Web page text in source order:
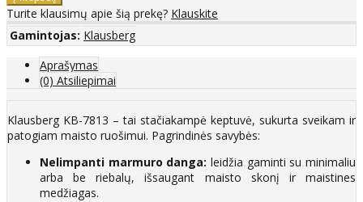
Turite klausimų apie šią prekę? Klauskite
Gamintojas: Klausberg
Aprašymas
(0) Atsiliepimai
Klausberg KB-7813 – tai stačiakampė keptuvė, sukurta sveikam ir
patogiam maisto ruošimui. Pagrindinės savybės:
Nelimpanti marmuro danga: leidžia gaminti su minimaliu
arba be riebalų, išsaugant maisto skonį ir maistines
medžiagas.